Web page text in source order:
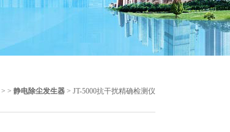
> > 静电除尘发生器 > JT-5000抗干扰精确检测仪